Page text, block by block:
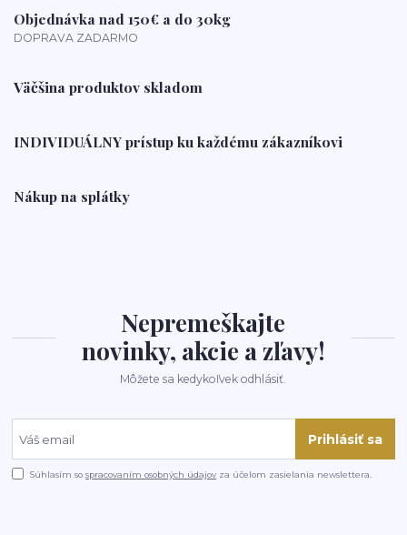
Objednávka nad 150€ a do 30kg
DOPRAVA ZADARMO
Väčšina produktov skladom
INDIVIDUÁLNY prístup ku každému zákazníkovi
Nákup na splátky
Nepremeškajte
novinky, akcie a zľavy!
Môžete sa kedykoľvek odhlásiť.
Prihlásiť sa
Súhlasím sospracovaním osobných údajov za účelom zasielania newslettera.